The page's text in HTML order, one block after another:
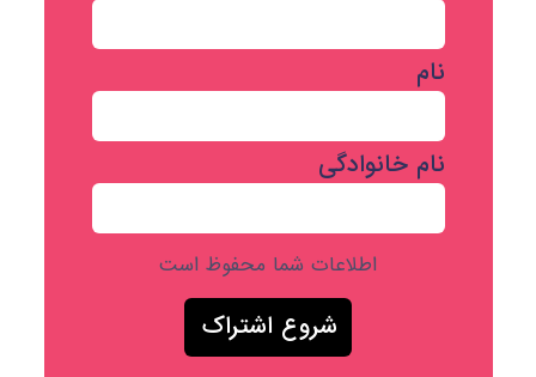
نام
نام خانوادگی
اطلاعات شما محفوظ است